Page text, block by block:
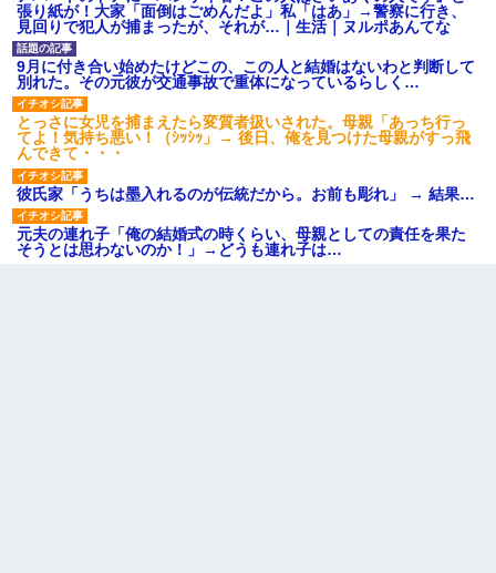
張り紙が！大家「面倒はごめんだよ」私「はあ」→警察に行き、
見回りで犯人が捕まったが、それが…｜生活｜ヌルポあんてな
9月に付き合い始めたけどこの、この人と結婚はないわと判断して
別れた。その元彼が交通事故で重体になっているらしく…
とっさに女児を捕まえたら変質者扱いされた。母親「あっち行っ
てよ！気持ち悪い！（ｼｯｼｯ」→ 後日、俺を見つけた母親がすっ飛
んできて・・・
彼氏家「うちは墨入れるのが伝統だから。お前も彫れ」 → 結果…
元夫の連れ子「俺の結婚式の時くらい、母親としての責任を果た
そうとは思わないのか！」→どうも連れ子は…